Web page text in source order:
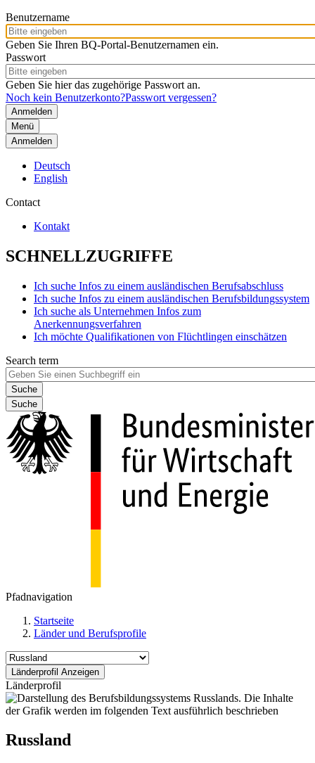
Benutzername
Geben Sie Ihren BQ-Portal-Benutzernamen ein.
Passwort
Geben Sie hier das zugehörige Passwort an.
Noch kein Benutzerkonto?Passwort vergessen?
Menü
Anmelden
Deutsch
English
Contact
Kontakt
SCHNELLZUGRIFFE
Ich suche Infos zu einem ausländischen Berufsabschluss
Ich suche Infos zu einem ausländischen Berufsbildungssystem
Ich suche als Unternehmen Infos zum
Anerkennungsverfahren
Ich möchte Qualifikationen von Flüchtlingen einschätzen
Search term
Suche
Pfadnavigation
Startseite
Länder und Berufsprofile
Länderprofil
Russland